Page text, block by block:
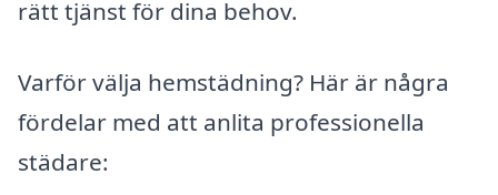
rätt tjänst för dina behov.
Varför välja hemstädning? Här är några
fördelar med att anlita professionella
städare: